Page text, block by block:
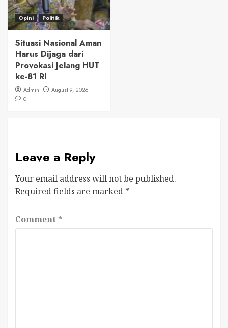
Opini Politik
Situasi Nasional Aman
Harus Dijaga dari
Provokasi Jelang HUT
ke-81 RI
Admin
August 9, 2026
0
Leave a Reply
Your email address will not be published.
Required fields are marked *
Comment *